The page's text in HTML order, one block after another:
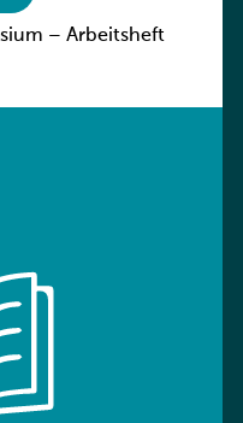
– Arbeitsheft